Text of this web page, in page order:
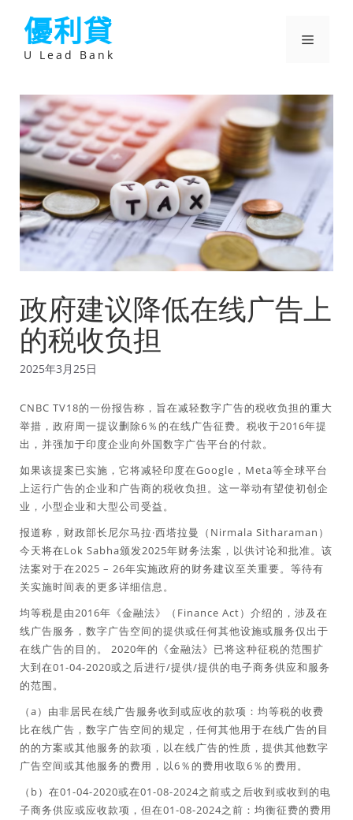
優利貸
U Lead Bank
選
政府建议降低在线广告上
的税收负担
2025年3月25日
CNBC TV18的一份报告称，旨在减轻数字广告的税收负担的​​重大
举措，政府周一提议删除6％的在线广告征费。税收于2016年提
出，并强加于印度企业向外国数字广告平台的付款。
如果该提案已实施，它将减轻印度在Google，Meta等全球平台
上运行广告的企业和广告商的税收负担。这一举动有望使初创企
业，小型企业和大型公司受益。
报道称，财政部长尼尔马拉·西塔拉曼（Nirmala Sitharaman）
今天将在Lok Sabha颁发2025年财务法案，以供讨论和批准。该
法案对于在2025 – 26年实施政府的财务建议至关重要。等待有
关实施时间表的更多详细信息。
均等税是由2016年《金融法》（Finance Act）介绍的，涉及在
线广告服务，数字广告空间的提供或任何其他设施或服务仅出于
在线广告的目的。 2020年的《金融法》已将这种征税的范围扩
大到在01-04-2020或之后进行/提供/提供的电子商务供应和服务
的范围。
（a）由非居民在线广告服务收到或应收的款项：均等税的收费
比在线广告，数字广告空间的规定，任何其他用于在线广告的目
的的方案或其他服务的款项，以在线广告的性质，提供其他数字
广告空间或其他服务的费用，以6％的费用收取6％的费用。
（b）在01-04-2020或在01-08-2024之前或之后收到或收到的电
子商务供应或应收款项，但在01-08-2024之前：均衡征费的费用